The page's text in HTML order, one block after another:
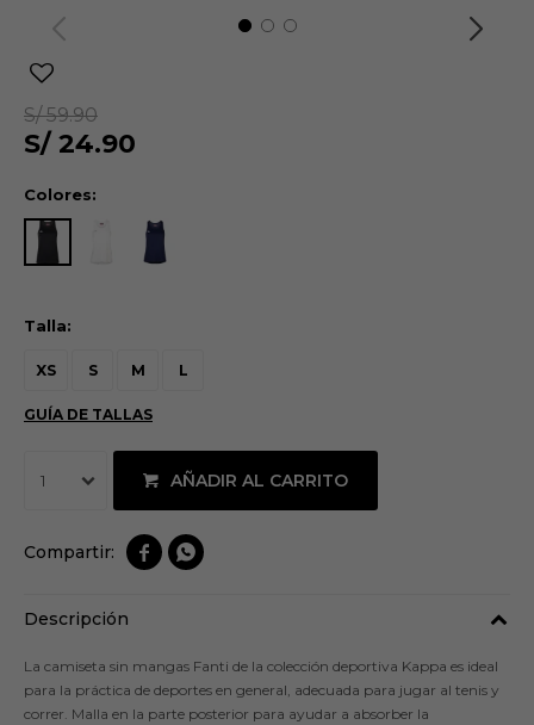
S/ 24.90
S/ 59.90
Colores:
Talla:
XS S M L
GUÍA DE TALLAS
1 AÑADIR AL CARRITO
 
Descripción
La camiseta sin mangas Fanti de la colección deportiva Kappa es ideal
para la práctica de deportes en general, adecuada para jugar al tenis y
correr. Malla en la parte posterior para ayudar a absorber la